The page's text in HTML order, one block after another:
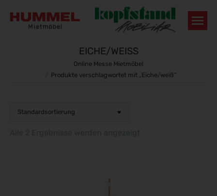
EICHE/WEISS
Sie befinden sich hier:Online Messe Mietmöbel
Produkte verschlagwortet mit „Eiche/weiß“